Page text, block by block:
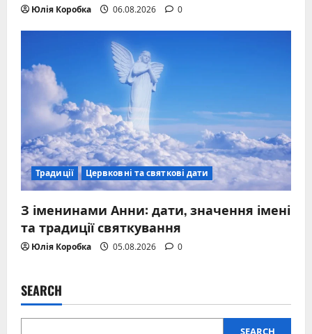
Юлія Коробка 06.08.2026 0
Традиції Цервковні та святкові дати
З іменинами Анни: дати, значення імені
та традиції святкування
Юлія Коробка 05.08.2026 0
SEARCH
SEARCH